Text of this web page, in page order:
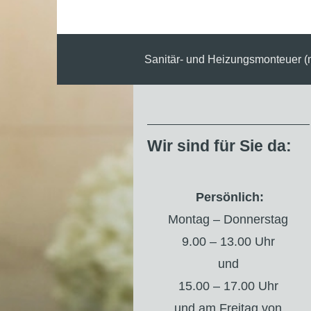
Sanitär- und Heizungsmonteuer
Wir sind für Sie da:
Persönlich:
Montag – Donnerstag
9.00 – 13.00 Uhr
und
15.00 – 17.00 Uhr
und am Freitag von